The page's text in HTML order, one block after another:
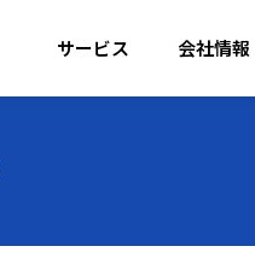
サービス 会社情報